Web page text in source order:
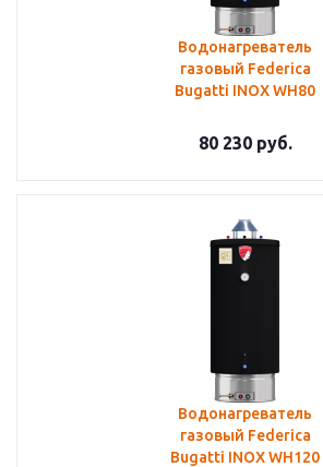
Водонагреватель
газовый Federica
Bugatti INOX WH80
80 230руб.
Водонагреватель
газовый Federica
Bugatti INOX WH120